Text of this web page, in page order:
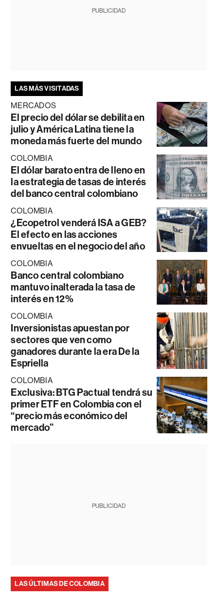
PUBLICIDAD
LAS MÁS VISITADAS
MERCADOS
El precio del dólar se debilita en
julio y América Latina tiene la
moneda más fuerte del mundo
COLOMBIA
El dólar barato entra de lleno en
la estrategia de tasas de interés
del banco central colombiano
COLOMBIA
¿Ecopetrol venderá ISA a GEB?
El efecto en las acciones
envueltas en el negocio del año
COLOMBIA
Banco central colombiano
mantuvo inalterada la tasa de
interés en 12%
COLOMBIA
Inversionistas apuestan por
sectores que ven como
ganadores durante la era De la
Espriella
COLOMBIA
Exclusiva: BTG Pactual tendrá su
primer ETF en Colombia con el
“precio más económico del
mercado”
PUBLICIDAD
LAS ÚLTIMAS DE COLOMBIA